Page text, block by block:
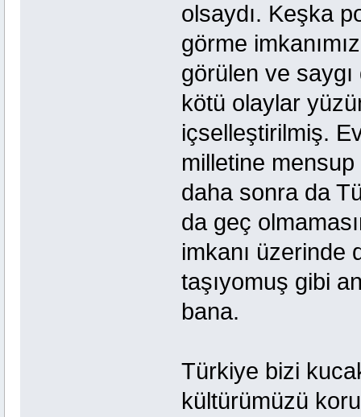
olsaydı. Keşka
görme
görülen ve
kötü olaylar
içselleştirilmiş.
milletine
daha sonra da
da geç
imkanı üzerinde
taşıyomuş gibi
bana.
Türkiye bizi
kültürümüzü